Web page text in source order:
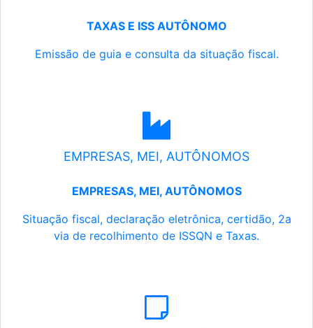
TAXAS E ISS AUTÔNOMO
Emissão de guia e consulta da situação fiscal.
EMPRESAS, MEI, AUTÔNOMOS
EMPRESAS, MEI, AUTÔNOMOS
Situação fiscal, declaração eletrônica, certidão, 2a
via de recolhimento de ISSQN e Taxas.